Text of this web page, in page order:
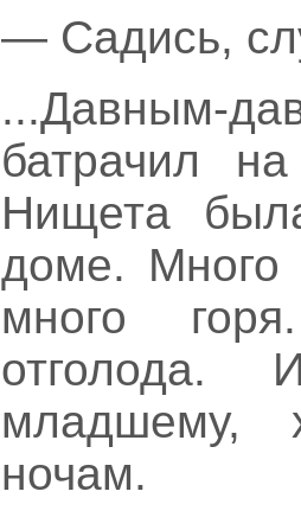
— Садись,
...Давным-
батрачил
Нищета
доме.
много
младшему,
ночам.